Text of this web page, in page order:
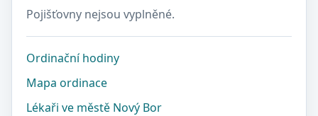
Pojišťovny nejsou vyplněné.
Ordinační hodiny
Mapa ordinace
Lékaři ve městě Nový Bor